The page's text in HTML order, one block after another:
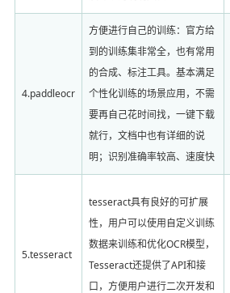
4.paddleocr
方便进行自己的训练：官方给
到的训练集非常全，也有常用
的合成、标注工具。基本满足
个性化训练的场景应用，不需
要再自己花时间找，一键下载
就行，文档中也有详细的说
明；识别准确率较高、速度快
5.tesseract
tesseract具有良好的可扩展
性，用户可以使用自定义训练
数据来训练和优化OCR模型，
Tesseract还提供了API和接
口，方便用户进行二次开发和